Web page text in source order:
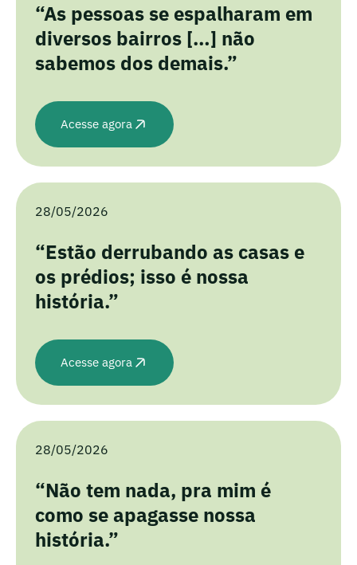
“As pessoas se espalharam em
diversos bairros […] não
sabemos dos demais.”
Acesse agora
28/05/2026
“Estão derrubando as casas e
os prédios; isso é nossa
história.”
Acesse agora
28/05/2026
“Não tem nada, pra mim é
como se apagasse nossa
história.”